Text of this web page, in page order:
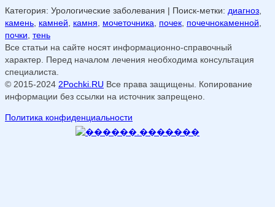
Категория: Урологические заболевания | Поиск-метки: диагноз
камень камней камня мочеточника почек почечнокаменной
почки тень
Все статьи на сайте носят информационно-справочный
характер. Перед началом лечения необходима консультация
специалиста.
© 2015-2024 2Pochki.RU Все права защищены. Копирование
информации без ссылки на источник запрещено.
Политика конфиденциальности